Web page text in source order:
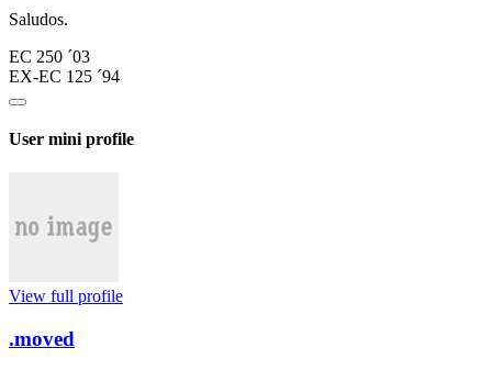
Saludos.
EC 250 ´03
EX-EC 125 ´94
User mini profile
View full profile
.moved